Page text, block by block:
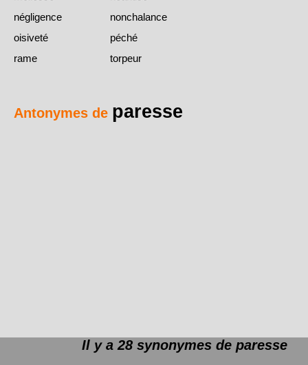
négligence
nonchalance
oisiveté
péché
rame
torpeur
Antonymes de paresse
Il y a 28 synonymes de paresse